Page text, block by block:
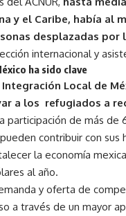
y el Caribe, había al
desplazadas por
internacional y
ha sido clave
Local de
a los refugiados a
participación de más de
contribuir con sus
la economía
al año.
y oferta de
a través de un mayor